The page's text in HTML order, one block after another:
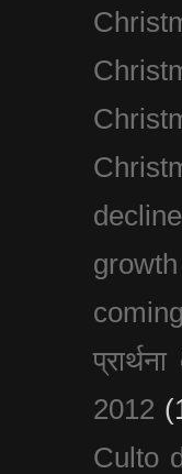
decline
growth
प्रार्थना
2012
Culto